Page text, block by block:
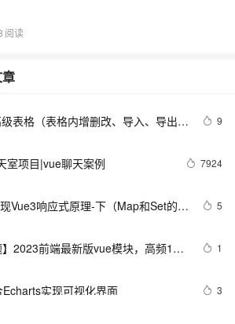
表格（表格内增删改、导入、导出、
9
室项目|vue聊天案例 7924
Vue3响应式原理-下（Map和Set的处
5
】2023前端最新版vue模块，高频17
1
实现可视化界面 3